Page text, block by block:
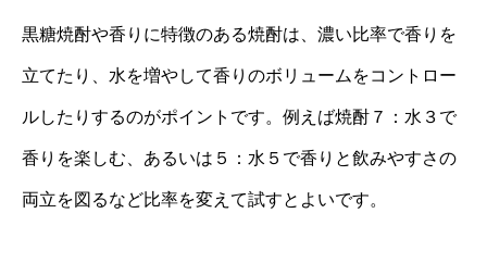
黒糖焼酎や香りに特徴のある焼酎は、濃い比率で香りを
立てたり、水を増やして香りのボリュームをコントロー
ルしたりするのがポイントです。例えば焼酎７：水３で
香りを楽しむ、あるいは５：水５で香りと飲みやすさの
両立を図るなど比率を変えて試すとよいです。